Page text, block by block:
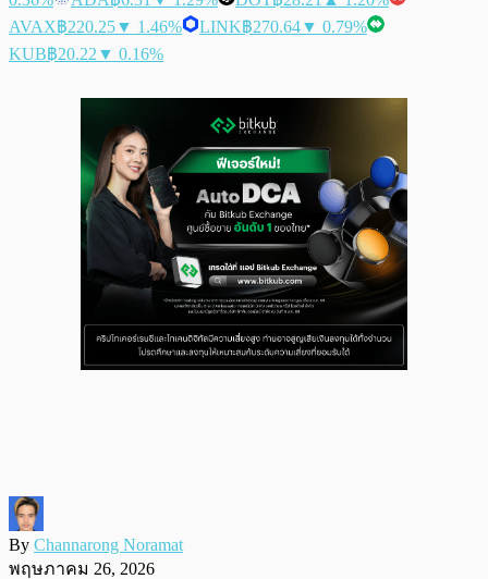
AVAX฿220.25▼ 1.46% LINK฿270.64▼ 0.79%
KUB฿20.22 ▼ 0.16%
By Channarong Noramat
พฤษภาคม 26, 2026